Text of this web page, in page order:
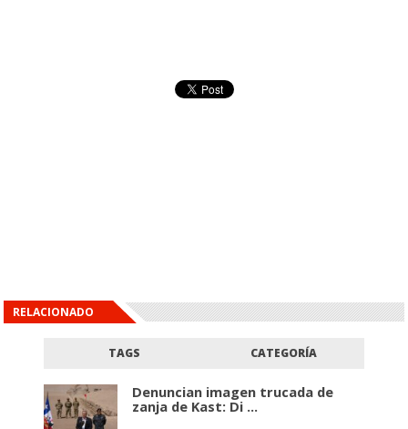
RELACIONADO
TAGS CATEGORÍA
Denuncian imagen trucada de
zanja de Kast: Di ...